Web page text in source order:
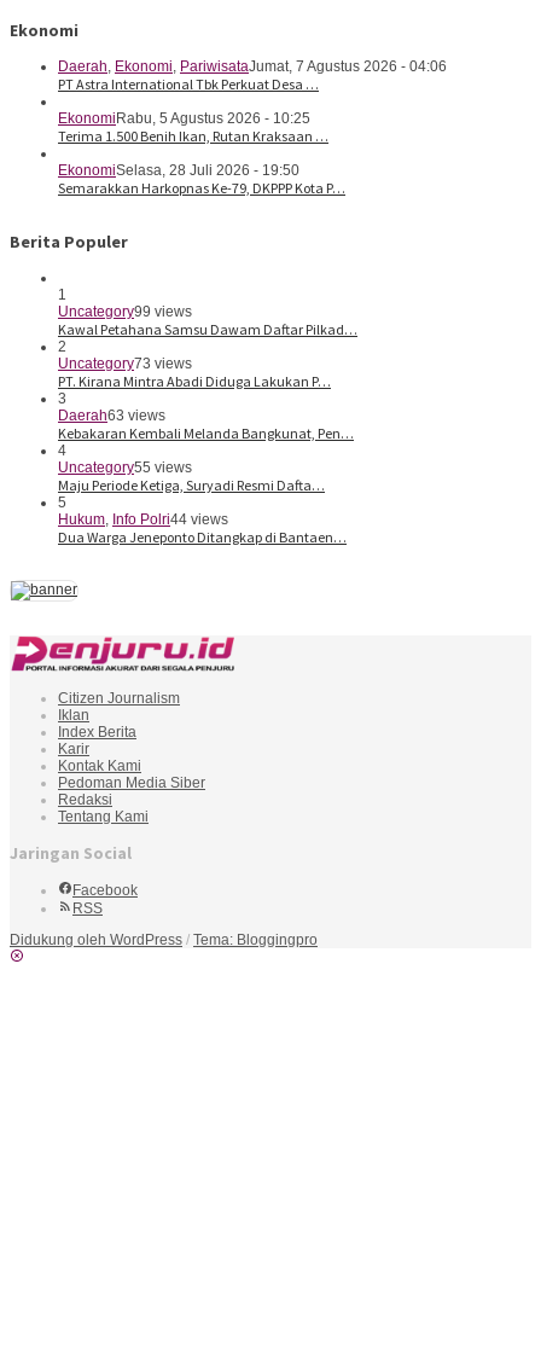
Ekonomi
Daerah, Ekonomi, PariwisataJumat, 7 Agustus 2026 - 04:06
PT Astra International Tbk Perkuat Desa …
Ekonomi Rabu, 5 Agustus 2026 - 10:25
Terima 1.500 Benih Ikan, Rutan Kraksaan …
EkonomiSelasa, 28 Juli 2026 - 19:50
Semarakkan Harkopnas Ke-79, DKPPP Kota P…
Berita Populer
1
Uncategory99 views
Kawal Petahana Samsu Dawam Daftar Pilkad…
2
Uncategory73 views
PT. Kirana Mintra Abadi Diduga Lakukan P…
3
Daerah63 views
Kebakaran Kembali Melanda Bangkunat, Pen…
4
Uncategory55 views
Maju Periode Ketiga, Suryadi Resmi Dafta…
5
Hukum, Info Polri44 views
Dua Warga Jeneponto Ditangkap di Bantaen…
Citizen Journalism
Iklan
Index Berita
Karir
Kontak Kami
Pedoman Media Siber
Redaksi
Tentang Kami
Jaringan Social
Facebook
RSS
Didukung oleh WordPress / Tema: Bloggingpro